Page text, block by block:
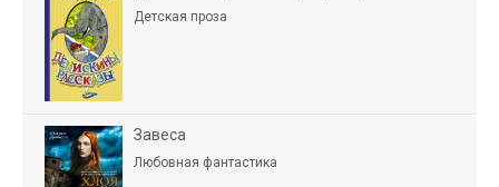
Детская проза
Завеса
Любовная фантастика